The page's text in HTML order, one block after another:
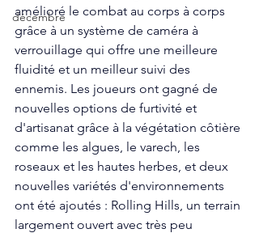
décembre
amélioré le combat au corps à corps
grâce à un système de caméra à
verrouillage qui offre une meilleure
fluidité et un meilleur suivi des
ennemis. Les joueurs ont gagné de
nouvelles options de furtivité et
d'artisanat grâce à la végétation côtière
comme les algues, le varech, les
roseaux et les hautes herbes, et deux
nouvelles variétés d'environnements
ont été ajoutés : Rolling Hills, un terrain
largement ouvert avec très peu